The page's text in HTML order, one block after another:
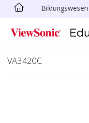
Skip to main content
Bildungswesen
VA3420C